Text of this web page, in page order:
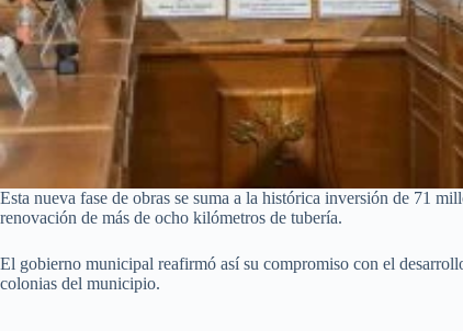
Esta nueva fase de obras se suma a la histórica inversión de 71
renovación de más de ocho kilómetros de tubería.
El gobierno municipal reafirmó así su compromiso con el
colonias del municipio.